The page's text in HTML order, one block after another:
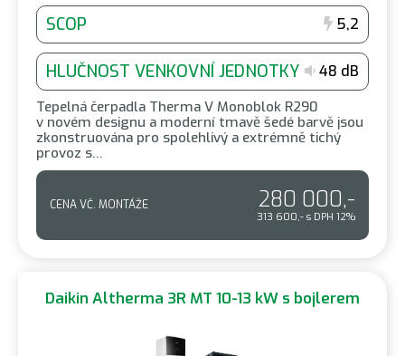
SCOP 5,2
HLUČNOST VENKOVNÍ JEDNOTKY 48 dB
Tepelná čerpadla Therma V Monoblok R290
v novém designu a moderní tmavě šedé barvě jsou
zkonstruována pro spolehlivý a extrémně tichý
provoz s…
CENA VČ. MONTÁŽE 280 000,-
313 600,- s DPH 12%
Daikin Altherma 3R MT 10-13 kW s bojlerem